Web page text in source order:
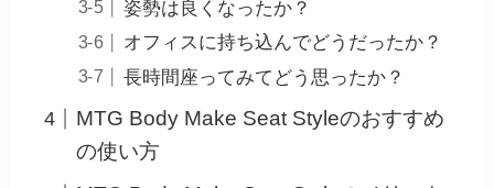
姿勢は良くなったか？
オフィスに持ち込んでどうだったか？
長時間座ってみてどう思ったか？
MTG Body Make Seat Styleのおすすめ
の使い方